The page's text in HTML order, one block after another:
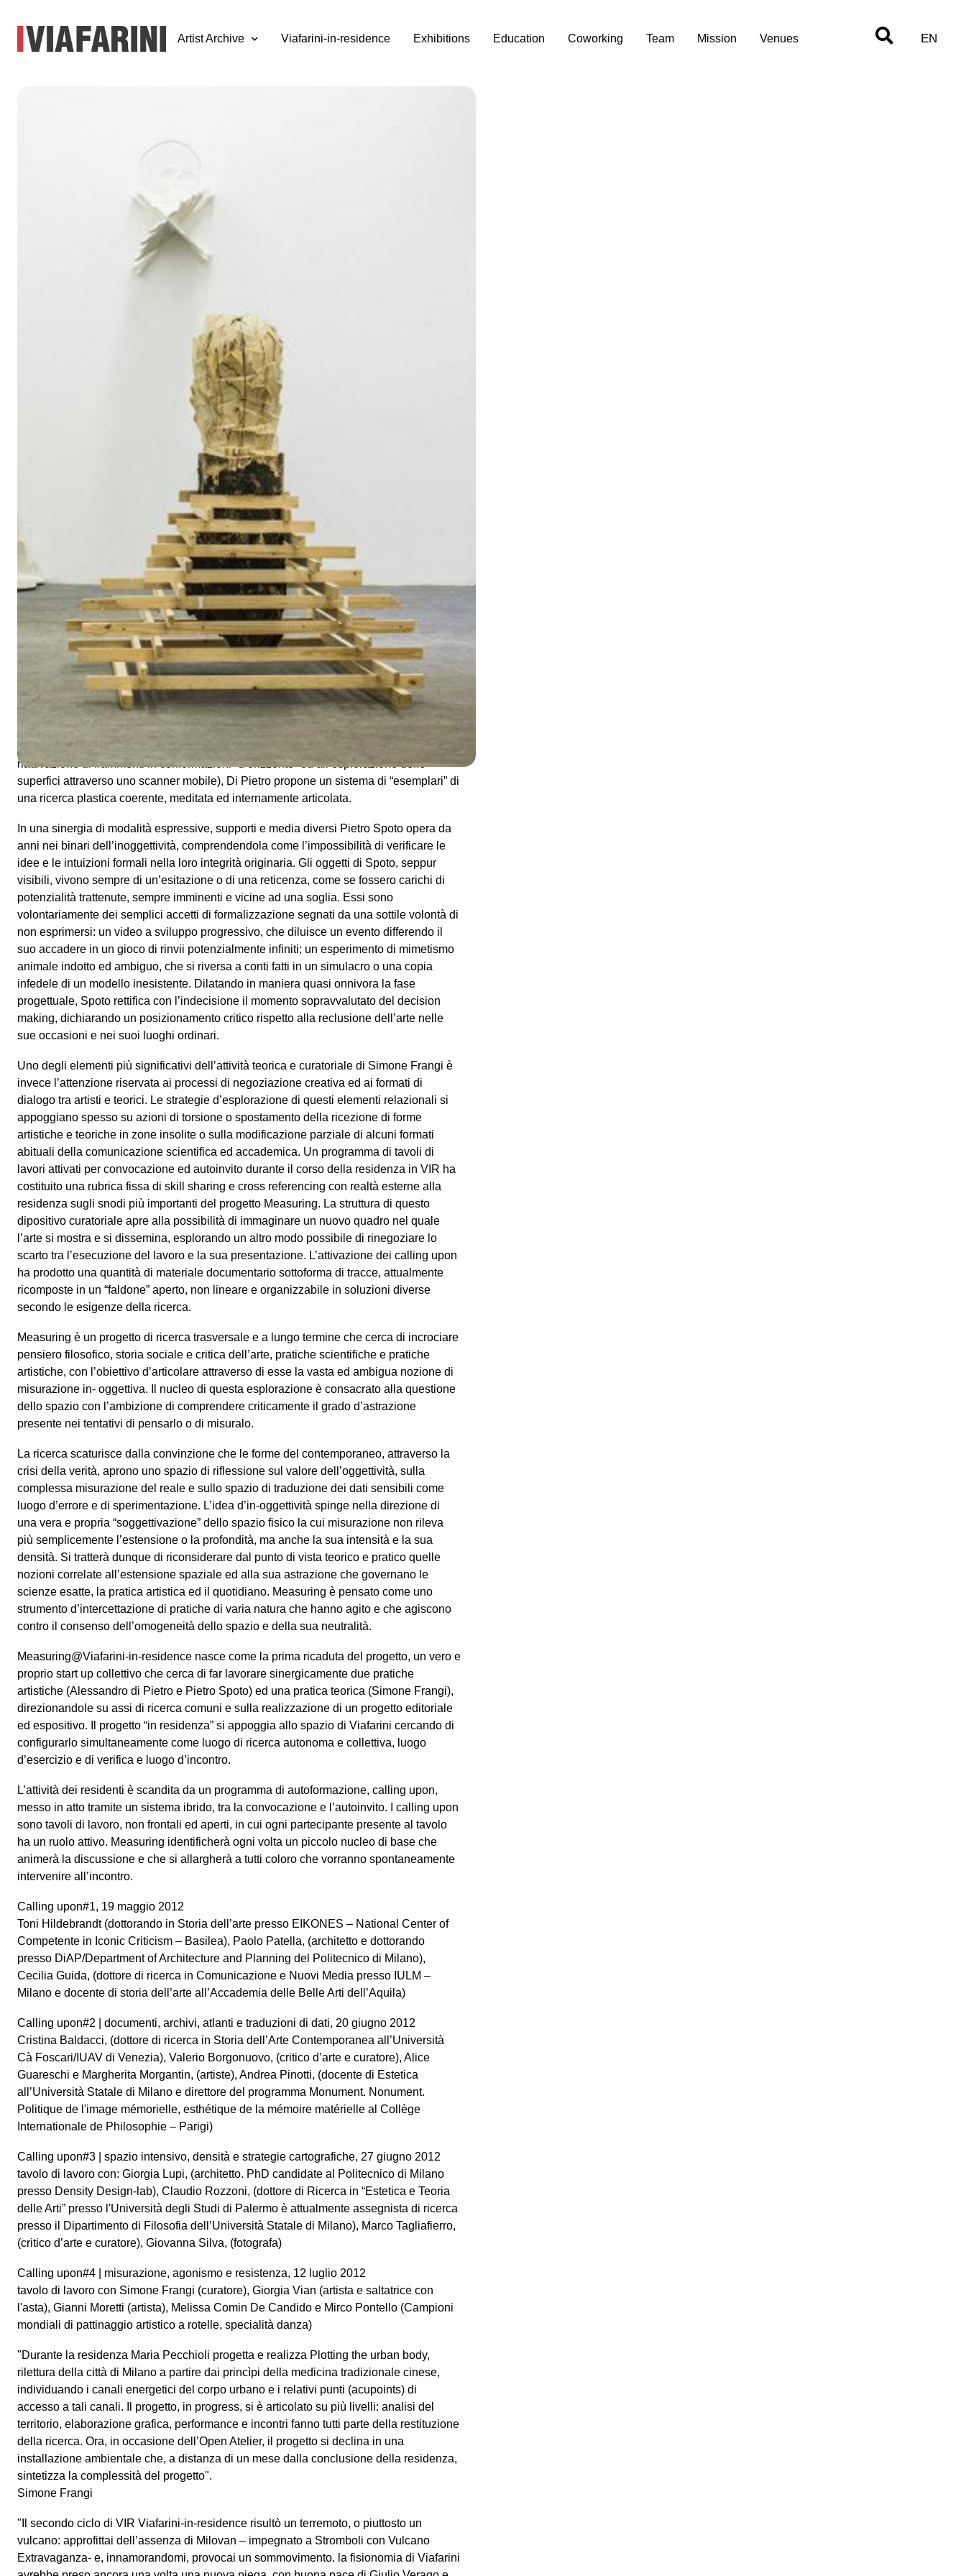
Artist Archive Viafarini-in-residence Exhibitions Education Coworking Team Mission Venues EN
VIR Viafarini-in-
residence, Open
Vaclav Litvan(artista in residenza grazie a scambio con
Maria Pecchioli, Measuring. Permanent Research Program
Alessandro Di Pietro,Pietro Spoto
VIR Viafarini-in-residence è sviluppato in collaborazione con il Ministero per i beni e le
attività culturali, Direzione generale per il paesaggio, le belle arti, l'architettura e l'arte
Fondazione Cariploe diGemmo spa
Ideatori e prime tre “reclute” del progetto a lungo termine Measuring. Permanent
Research Program on Inobjectivity, Alessandro Di Pietro e Pietro Spoto (artisti) e
Simone Frangi (curatore) hanno dissodato in tre mesi di attività collettiva un terreno di
ricerca comune a molte pratiche contemporanee, che ha il suo nucleo teorico nella
nozione di misurazione in-oggettiva.
Prendendo avvio da una questione cruciale del suo statement artistico, Alessandro Di
Pietro ha intensamente e metodicamente riflettuto sulla possibilità di formalizzare – fino
ad arrivare a prototiparla – un’unità di misura inedita, capace di operare per strategie
diverse da quelle proprie alle misurazioni oggettive consolidate, ovvero in grado di
registrare l’intensità e la ritmicità di spazi fisici e virtuali. I tre mesi di ricerca in VIR
hanno ospitato una fase febbrile d’esercizio e di variazione continua, fatta d’errori ed
aggiustamenti progressivi ma sempre governata da un modo di procedere disciplinato,
reiterato e, in seconda istanza, speculativo. Portando contemporaneamente avanti – a
mo’ di corollario – due ricerche parallele e complementari (rispettivamente dedicate alla
riattivazione di frammenti in conformazioni “d’orizzonte” ed all’esplorazione delle
superfici attraverso uno scanner mobile), Di Pietro propone un sistema di “esemplari” di
una ricerca plastica coerente, meditata ed internamente articolata.
In una sinergia di modalità espressive, supporti e media diversi Pietro Spoto opera da
anni nei binari dell’inoggettività, comprendendola come l’impossibilità di verificare le
idee e le intuizioni formali nella loro integrità originaria. Gli oggetti di Spoto, seppur
visibili, vivono sempre di un’esitazione o di una reticenza, come se fossero carichi di
potenzialità trattenute, sempre imminenti e vicine ad una soglia. Essi sono
volontariamente dei semplici accetti di formalizzazione segnati da una sottile volontà di
non esprimersi: un video a sviluppo progressivo, che diluisce un evento differendo il
suo accadere in un gioco di rinvii potenzialmente infiniti; un esperimento di mimetismo
animale indotto ed ambiguo, che si riversa a conti fatti in un simulacro o una copia
infedele di un modello inesistente. Dilatando in maniera quasi onnivora la fase
progettuale, Spoto rettifica con l’indecisione il momento sopravvalutato del decision
making, dichiarando un posizionamento critico rispetto alla reclusione dell’arte nelle
sue occasioni e nei suoi luoghi ordinari.
Uno degli elementi più significativi dell’attività teorica e curatoriale di Simone Frangi è
invece l’attenzione riservata ai processi di negoziazione creativa ed ai formati di
dialogo tra artisti e teorici. Le strategie d’esplorazione di questi elementi relazionali si
appoggiano spesso su azioni di torsione o spostamento della ricezione di forme
artistiche e teoriche in zone insolite o sulla modificazione parziale di alcuni formati
abituali della comunicazione scientifica ed accademica. Un programma di tavoli di
lavori attivati per convocazione ed autoinvito durante il corso della residenza in VIR ha
costituito una rubrica fissa di skill sharing e cross referencing con realtà esterne alla
residenza sugli snodi più importanti del progetto Measuring. La struttura di questo
dipositivo curatoriale apre alla possibilità di immaginare un nuovo quadro nel quale
l’arte si mostra e si dissemina, esplorando un altro modo possibile di rinegoziare lo
scarto tra l’esecuzione del lavoro e la sua presentazione. L’attivazione dei calling upon
ha prodotto una quantità di materiale documentario sottoforma di tracce, attualmente
ricomposte in un “faldone” aperto, non lineare e organizzabile in soluzioni diverse
secondo le esigenze della ricerca.
Measuring è un progetto di ricerca trasversale e a lungo termine che cerca di incrociare
pensiero filosofico, storia sociale e critica dell’arte, pratiche scientifiche e pratiche
artistiche, con l’obiettivo d’articolare attraverso di esse la vasta ed ambigua nozione di
misurazione in- oggettiva. Il nucleo di questa esplorazione è consacrato alla questione
dello spazio con l’ambizione di comprendere criticamente il grado d’astrazione
presente nei tentativi di pensarlo o di misuralo.
La ricerca scaturisce dalla convinzione che le forme del contemporaneo, attraverso la
crisi della verità, aprono uno spazio di riflessione sul valore dell’oggettività, sulla
complessa misurazione del reale e sullo spazio di traduzione dei dati sensibili come
luogo d’errore e di sperimentazione. L’idea d’in-oggettività spinge nella direzione di
una vera e propria “soggettivazione” dello spazio fisico la cui misurazione non rileva
più semplicemente l’estensione o la profondità, ma anche la sua intensità e la sua
densità. Si tratterà dunque di riconsiderare dal punto di vista teorico e pratico quelle
nozioni correlate all’estensione spaziale ed alla sua astrazione che governano le
scienze esatte, la pratica artistica ed il quotidiano. Measuring è pensato come uno
strumento d’intercettazione di pratiche di varia natura che hanno agito e che agiscono
contro il consenso dell’omogeneità dello spazio e della sua neutralità.
Measuring@Viafarini-in-residence nasce come la prima ricaduta del progetto, un vero e
proprio start up collettivo che cerca di far lavorare sinergicamente due pratiche
artistiche (Alessandro di Pietro e Pietro Spoto) ed una pratica teorica (Simone Frangi),
direzionandole su assi di ricerca comuni e sulla realizzazione di un progetto editoriale
ed espositivo. Il progetto “in residenza” si appoggia allo spazio di Viafarini cercando di
configurarlo simultaneamente come luogo di ricerca autonoma e collettiva, luogo
d’esercizio e di verifica e luogo d’incontro.
L’attività dei residenti è scandita da un programma di autoformazione, calling upon,
messo in atto tramite un sistema ibrido, tra la convocazione e l’autoinvito. I calling upon
sono tavoli di lavoro, non frontali ed aperti, in cui ogni partecipante presente al tavolo
ha un ruolo attivo. Measuring identificherà ogni volta un piccolo nucleo di base che
animerà la discussione e che si allargherà a tutti coloro che vorranno spontaneamente
intervenire all’incontro.
Calling upon#1, 19 maggio 2012
Toni Hildebrandt (dottorando in Storia dell’arte presso EIKONES – National Center of
Competente in Iconic Criticism – Basilea), Paolo Patella, (architetto e dottorando
presso DiAP/Department of Architecture and Planning del Politecnico di Milano),
Cecilia Guida, (dottore di ricerca in Comunicazione e Nuovi Media presso IULM –
Milano e docente di storia dell’arte all’Accademia delle Belle Arti dell’Aquila)
Calling upon#2 | documenti, archivi, atlanti e traduzioni di dati, 20 giugno 2012
Cristina Baldacci, (dottore di ricerca in Storia dell’Arte Contemporanea all’Università
Cà Foscari/IUAV di Venezia), Valerio Borgonuovo, (critico d’arte e curatore), Alice
Guareschi e Margherita Morgantin, (artiste), Andrea Pinotti, (docente di Estetica
all’Università Statale di Milano e direttore del programma Monument. Nonument.
Politique de l'image mémorielle, esthétique de la mémoire matérielle al Collège
Internationale de Philosophie – Parigi)
Calling upon#3 | spazio intensivo, densità e strategie cartografiche, 27 giugno 2012
tavolo di lavoro con: Giorgia Lupi, (architetto. PhD candidate al Politecnico di Milano
presso Density Design-lab), Claudio Rozzoni, (dottore di Ricerca in “Estetica e Teoria
delle Arti” presso l'Università degli Studi di Palermo è attualmente assegnista di ricerca
presso il Dipartimento di Filosofia dell’Università Statale di Milano), Marco Tagliafierro,
(critico d’arte e curatore), Giovanna Silva, (fotografa)
Calling upon#4 | misurazione, agonismo e resistenza, 12 luglio 2012
tavolo di lavoro con Simone Frangi (curatore), Giorgia Vian (artista e saltatrice con
l'asta), Gianni Moretti (artista), Melissa Comin De Candido e Mirco Pontello (Campioni
mondiali di pattinaggio artistico a rotelle, specialità danza)
"Durante la residenza Maria Pecchioli progetta e realizza Plotting the urban body,
rilettura della città di Milano a partire dai princìpi della medicina tradizionale cinese,
individuando i canali energetici del corpo urbano e i relativi punti (acupoints) di
accesso a tali canali. Il progetto, in progress, si è articolato su più livelli: analisi del
territorio, elaborazione grafica, performance e incontri fanno tutti parte della restituzione
della ricerca. Ora, in occasione dell’Open Atelier, il progetto si declina in una
installazione ambientale che, a distanza di un mese dalla conclusione della residenza,
sintetizza la complessità del progetto".
Simone Frangi
"Il secondo ciclo di VIR Viafarini-in-residence risultò un terremoto, o piuttosto un
vulcano: approfittai dell’assenza di Milovan – impegnato a Stromboli con Vulcano
Extravaganza- e, innamorandomi, provocai un sommovimento. la fisionomia di Viafarini